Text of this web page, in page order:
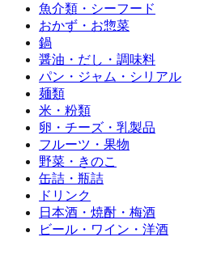
魚介類・シーフード
おかず・お惣菜
鍋
醤油・だし・調味料
パン・ジャム・シリアル
麺類
米・粉類
卵・チーズ・乳製品
フルーツ・果物
野菜・きのこ
缶詰・瓶詰
ドリンク
日本酒・焼酎・梅酒
ビール・ワイン・洋酒